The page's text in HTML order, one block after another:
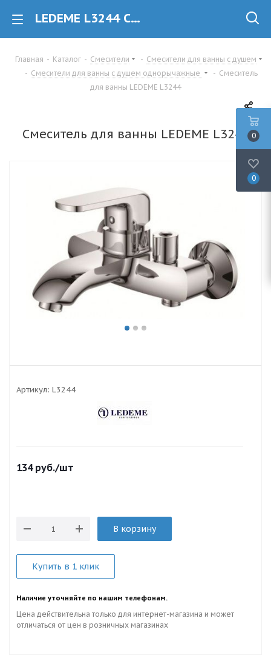
LEDEME L3244 Смеситель для ванны однорычажный купить в Минске
Главная - Каталог - Смесители - Смесители для ванны с душем
- Смесители для ванны с душем однорычажные - Смеситель
для ванны LEDEME L3244
Смеситель для ванны LEDEME L3244
Артикул: L3244
134руб./шт
В корзину
Купить в 1 клик
Наличие уточняйте по нашим телефонам.
Цена действительна только для интернет-магазина и может
отличаться от цен в розничных магазинах
0
0